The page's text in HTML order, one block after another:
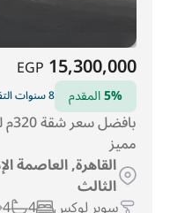
15,300,000
EGP
5%المقدم 8 سنوات التقسيط
مميز
القاهرة, العاصمة
الثالث